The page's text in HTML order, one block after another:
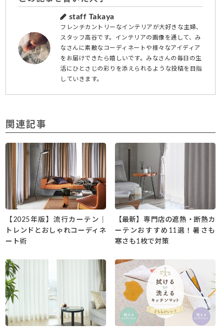
staff Takaya
フレンチカントリーなインテリアが大好きな主婦、
スタッフ高谷です。インテリアの画像を通して、み
なさんに素敵なコーディネートや様々なアイディア
をお届けできたら嬉しいです。みなさんの毎日の生
活にひとさじの彩りを添えられるような投稿を目指
していきます。
関連記事
【2025年版】流行カーテン｜
トレンドとおしゃれコーディネ
ート術
【最新】専門店の遮熱・断熱カ
ーテンおすすめ11選！暑さも
寒さも1枚で対策